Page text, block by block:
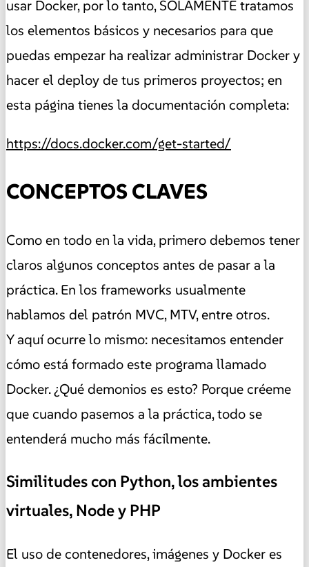
usar Docker, por lo tanto, SOLAMENTE tratamos
los elementos básicos y necesarios para que
puedas empezar ha realizar administrar Docker y
hacer el deploy de tus primeros proyectos; en
esta página tienes la documentación completa:
https://docs.docker.com/get-started/
CONCEPTOS CLAVES
Como en todo en la vida, primero debemos tener
claros algunos conceptos antes de pasar a la
práctica. En los frameworks usualmente
hablamos del patrón MVC, MTV, entre otros.
Y aquí ocurre lo mismo: necesitamos entender
cómo está formado este programa llamado
Docker. ¿Qué demonios es esto? Porque créeme
que cuando pasemos a la práctica, todo se
entenderá mucho más fácilmente.
Similitudes con Python, los ambientes
virtuales, Node y PHP
El uso de contenedores, imágenes y Docker es